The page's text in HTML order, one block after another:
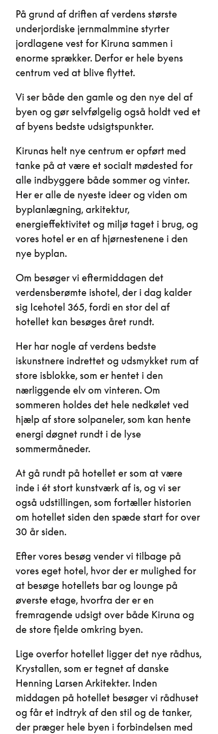
På grund af driften af verdens største
underjordiske jernmalmmine styrter
jordlagene vest for Kiruna sammen i
enorme sprækker. Derfor er hele byens
centrum ved at blive flyttet.
Vi ser både den gamle og den nye del af
byen og gør selvfølgelig også holdt ved et
af byens bedste udsigtspunkter.
Kirunas helt nye centrum er opført med
tanke på at være et socialt mødested for
alle indbyggere både sommer og vinter.
Her er alle de nyeste ideer og viden om
byplanlægning, arkitektur,
energieffektivitet og miljø taget i brug, og
vores hotel er en af hjørnestenene i den
nye byplan.
Om besøger vi eftermiddagen det
verdensberømte ishotel, der i dag kalder
sig Icehotel 365, fordi en stor del af
hotellet kan besøges året rundt.
Her har nogle af verdens bedste
iskunstnere indrettet og udsmykket rum af
store isblokke, som er hentet i den
nærliggende elv om vinteren. Om
sommeren holdes det hele nedkølet ved
hjælp af store solpaneler, som kan hente
energi døgnet rundt i de lyse
sommermåneder.
At gå rundt på hotellet er som at være
inde i ét stort kunstværk af is, og vi ser
også udstillingen, som fortæller historien
om hotellet siden den spæde start for over
30 år siden.
Efter vores besøg vender vi tilbage på
vores eget hotel, hvor der er mulighed for
at besøge hotellets bar og lounge på
øverste etage, hvorfra der er en
fremragende udsigt over både Kiruna og
de store fjelde omkring byen.
Lige overfor hotellet ligger det nye rådhus,
Krystallen, som er tegnet af danske
Henning Larsen Arkitekter. Inden
middagen på hotellet besøger vi rådhuset
og får et indtryk af den stil og de tanker,
der præger hele byen i forbindelsen med